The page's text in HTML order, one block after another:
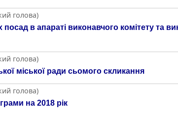
голова)
в апараті виконавчого комітету та
голова)
міської ради сьомого скликання
голова)
на 2018 рік